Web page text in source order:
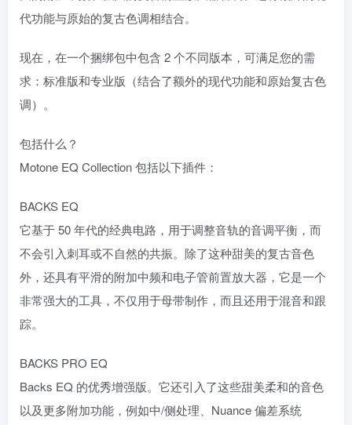
代功能与原始的复古色调相结合。
现在，在一个捆绑包中包含 2 个不同版本，可满足您的需
求：标准版和专业版（结合了额外的现代功能和原始复古色
调）。
包括什么？
Motone EQ Collection 包括以下插件：
BACKS EQ
它基于 50 年代的经典电路，用于调整音轨的音调平衡，而
不会引入刺耳或不自然的共振。除了这种甜美的复古音色
外，还具有平滑的附加中频和电子管前置放大器，它是一个
非常强大的工具，不仅用于母带制作，而且还用于混音和跟
踪。
BACKS PRO EQ
Backs EQ 的优秀增强版。它还引入了这些甜美柔和的音色
以及更多附加功能，例如中/侧处理、Nuance 偏差系统